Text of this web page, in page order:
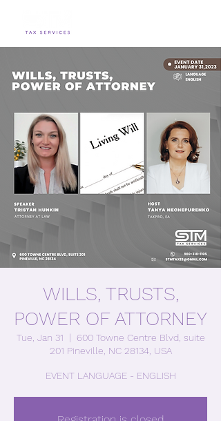
WILLS, TRUSTS,
POWER OF ATTORNEY
Tue, Jan 31
  |
600 Towne Centre Blvd, suite
201 Pineville, NC 28134, USA
EVENT LANGUAGE - ENGLISH